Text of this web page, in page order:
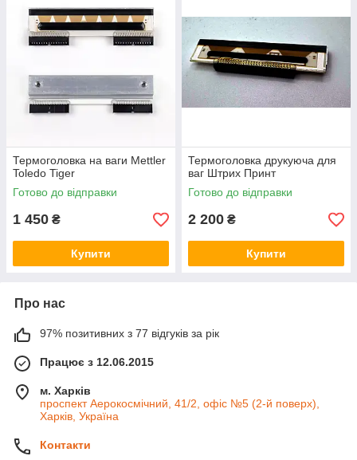
Термоголовка на ваги Mettler
Toledo Tiger
Готово до відправки
1 450 ₴
Купити
Термоголовка друкуюча для
ваг Штрих Принт
Готово до відправки
2 200 ₴
Купити
Про нас
97% позитивних з 77 відгуків за рік
Працює з 12.06.2015
м. Харків
проспект Аерокосмічний, 41/2, офіс №5 (2-й поверх),
Харків, Україна
Контакти